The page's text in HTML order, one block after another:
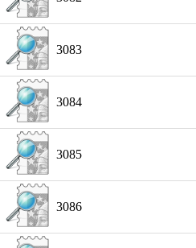
3083
3084
3085
3086